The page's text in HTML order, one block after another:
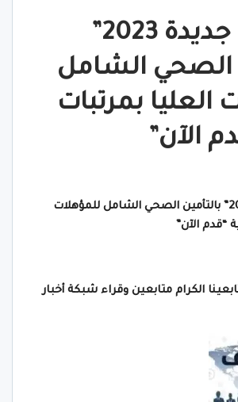
“وظائف جديدة 2023”
الصحي الشامل
العليا بمرتبات
الآن”
“وظائف جديدة 2023” بالتأمين الصحي الشامل للمؤهلات
“قدم الآن”
الكرام متابعين وقراء شبكة أخبار